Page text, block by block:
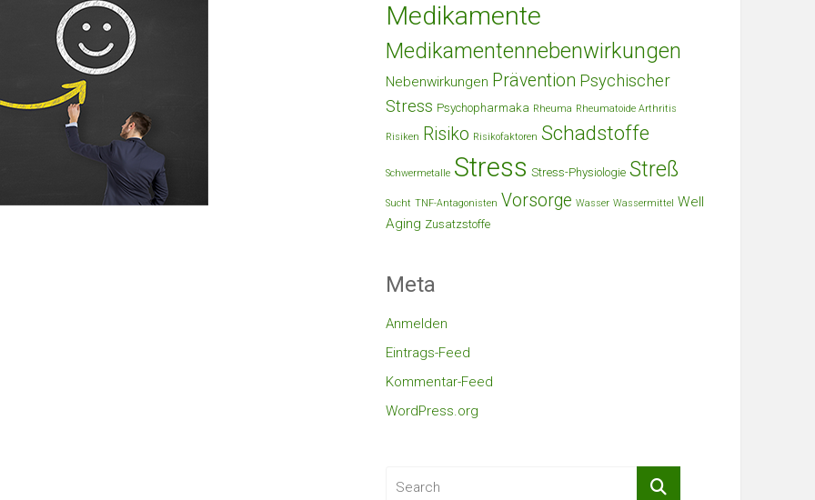
Medikamente
Medikamentennebenwirkungen
Nebenwirkungen Prävention Psychischer
Stress Psychopharmaka Rheuma Rheumatoide Arthritis
Risiken Risiko Risikofaktoren Schadstoffe
Schwermetalle Stress Stress-Physiologie Streß
Sucht TNF-Antagonisten Vorsorge Wasser Wassermittel Well
Aging Zusatzstoffe
Meta
Anmelden
Eintrags-Feed
Kommentar-Feed
WordPress.org